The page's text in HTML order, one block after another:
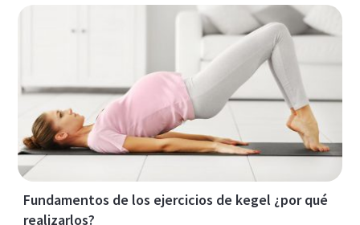
Fundamentos de los ejercicios de kegel ¿por qué
realizarlos?